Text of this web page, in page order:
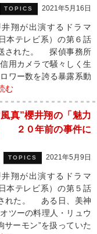
TOPICS 2021年5月16日
翔が出演するドラマ
本テレビ系）の第６話
された。 探偵事務所
用カメラで騒々しく生
ワー数を誇る暴露系動
む
風真”櫻井翔の「魅力
２０年前の事件に
TOPICS 2021年5月9日
翔が出演するドラマ
本テレビ系）の第５話
れた。 ある日、美神
ツーの料理人・リュウ
ーモン”を扱っていた